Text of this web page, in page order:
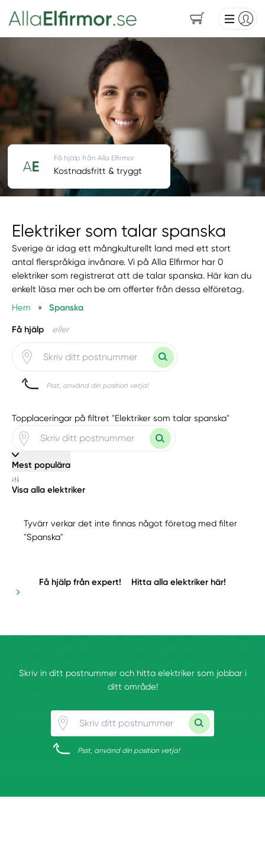
Elektriker som talar spanska
Sverige är idag ett mångkulturellt land med ett stort
antal flerspråkiga invånare. Vi på Alla Elfirmor har 0
elektriker som registrerat att de talar spanska. Här kan du
enkelt läsa mer och be om offerter från dessa elföretag.
Hem
» Spanska
Få hjälp eller
Psst, använd din position vetja!
Få hjälp från Alla Elfirmor
Kostnadsfritt & tryggt
Topplaceringar på filtret "Elektriker som talar spanska"
Mest populära
Visa alla elektriker
Tyvärr verkar det inte finnas något företag med filter
"Spanska"
Få hjälp från expert! Hitta alla elektriker här!
Skriv in ditt postnummer och hitta elektriker som jobbar i
ditt område!
Psst, använd din position vetja!